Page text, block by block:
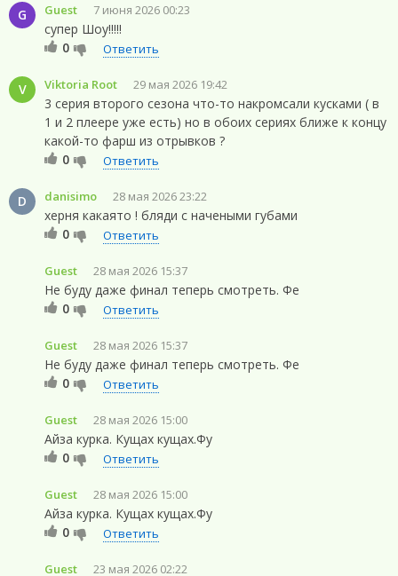
G Guest 7 июня 2026 00:23
супер Шоу!!!!!
0
Ответить
V Viktoria Root 29 мая 2026 19:42
3 серия второго сезона что-то накромсали кусками ( в
1 и 2 плеере уже есть) но в обоих сериях ближе к концу
какой-то фарш из отрывков ?
0
Ответить
D danisimo 28 мая 2026 23:22
херня какаято ! бляди с начеными губами
0
Ответить
Guest 28 мая 2026 15:37
Не буду даже финал теперь смотреть. Фе
0
Ответить
Guest 28 мая 2026 15:37
Не буду даже финал теперь смотреть. Фе
0
Ответить
Guest 28 мая 2026 15:00
Айза курка. Кущах кущах.Фу
0
Ответить
Guest 28 мая 2026 15:00
Айза курка. Кущах кущах.Фу
0
Ответить
Guest 23 мая 2026 02:22